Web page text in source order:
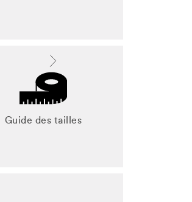
Guide des tailles